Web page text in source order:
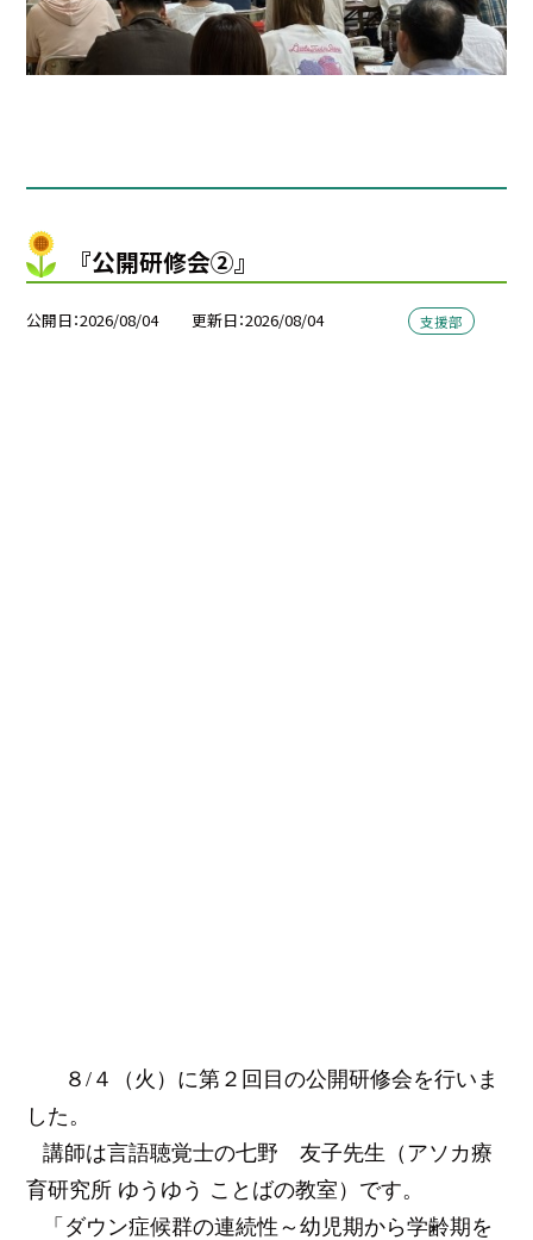
『公開研修会②』
公開日 2026/08/04 更新日 2026/08/04 支援部
８/ ４（火）に第２回目の公開研修会を行いま
した。
講師は言語聴覚士の七野 友子先生（アソカ療
育研究所 ゆうゆう ことばの教室）です。
「ダウン症候群の連続性～幼児期から学齢期を